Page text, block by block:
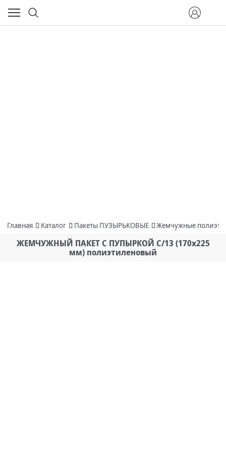
Главная Каталог Пакеты ПУЗЫРЬКОВЫЕ Жемчужные
ЖЕМЧУЖНЫЙ ПАКЕТ С ПУПЫРКОЙ C/13 (170х225
мм) полиэтиленовый